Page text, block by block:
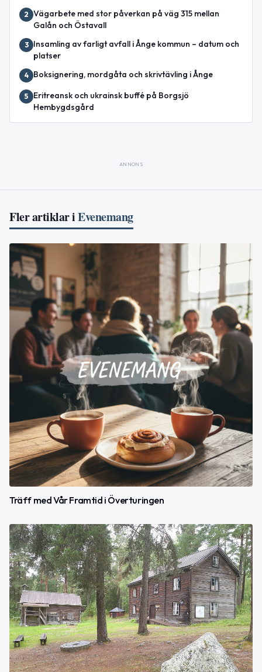
2 Vägarbete med stor påverkan på väg 315 mellan
Galån och Östavall
3
Insamling av farligt avfall i Ånge kommun – datum och
platser
4 Boksignering, mordgåta och skrivtävling i Ånge
5
Eritreansk och ukrainsk buffé på Borgsjö
Hembygdsgård
ANNONS
Fler artiklar iEvenemang
Träff med Vår Framtid i Överturingen